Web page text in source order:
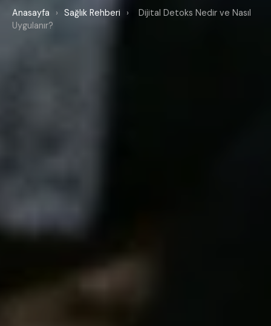
Anasayfa › Sağlık Rehberi ›
Dijital Detoks Nedir ve Nasıl
Uygulanır?